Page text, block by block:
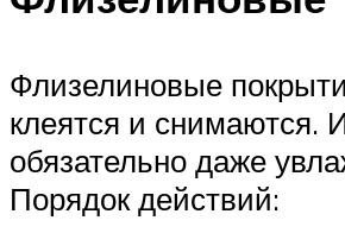
Флизелиновые
клеятся и снимаются.
обязательно даже
Порядок действий: